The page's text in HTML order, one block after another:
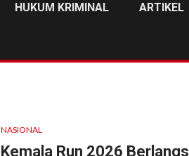
HUKUM KRIMINAL ARTIKEL
NASIONAL
Kemala Run 2026